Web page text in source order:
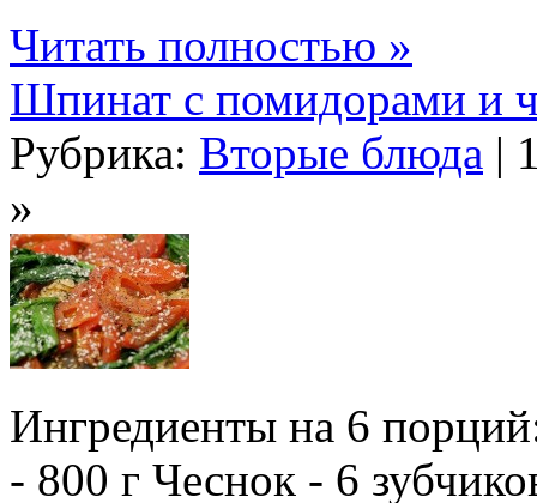
Читать полностью »
Шпинат с помидорами и
Рубрика: Вторые блюда |
»
Ингредиенты на 6
- 800 г Чеснок - 6